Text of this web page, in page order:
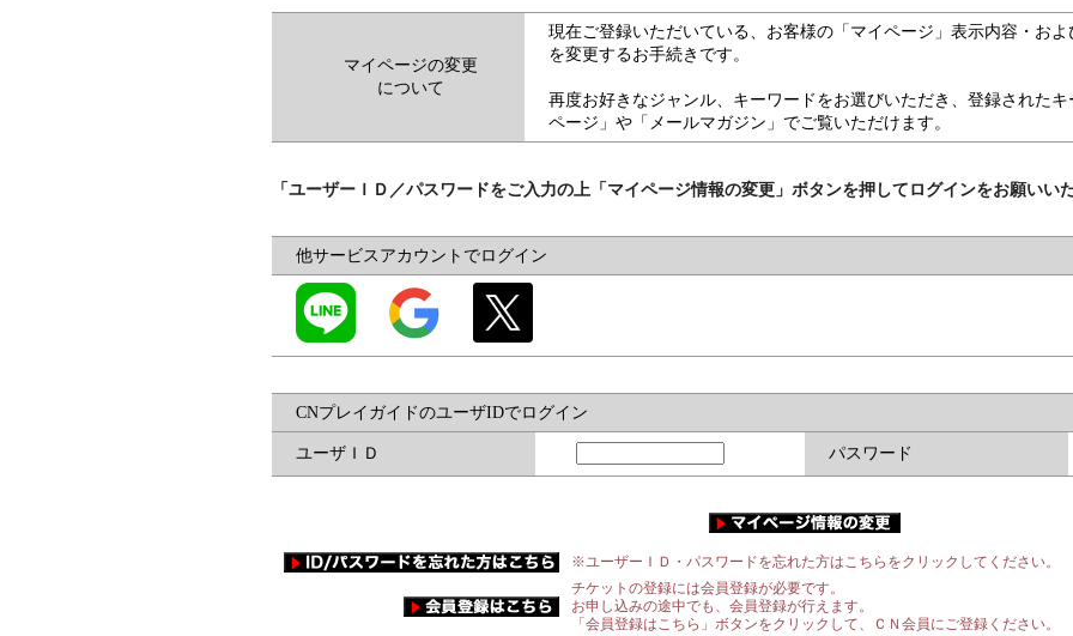
マイページの変更
について
現在ご登録いただいている、お客様の「マイページ」表示内容・お
を変更するお手続きです。
再度お好きなジャンル、キーワードをお選びいただき、登録された
ページ」や「メールマガジン」でご覧いただけます。
「ユーザーＩＤ／パスワードをご入力の上「マイページ情報の変更」ボタンを押してログインをお願いいた
他サービスアカウントでログイン
CNプレイガイドのユーザIDでログイン
ユーザＩＤ パスワード
※ユーザーＩＤ・パスワードを忘れた方はこちらをクリックしてください。
チケットの登録には会員登録が必要です。
お申し込みの途中でも、会員登録が行えます。
「会員登録はこちら」ボタンをクリックして、ＣＮ会員にご登録ください。